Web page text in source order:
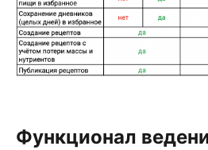
Функционал